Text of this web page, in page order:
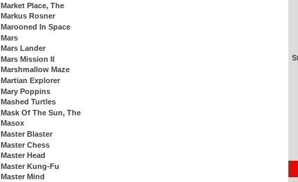
Market Place, The
Markus Rosner
Marooned In Space
Mars
Mars Lander
Mars Mission II
Marshmallow Maze
Martian Explorer
Mary Poppins
Mashed Turtles
Mask Of The Sun, The
Masox
Master Blaster
Master Chess
Master Head
Master Kung-Fu
Master Mind